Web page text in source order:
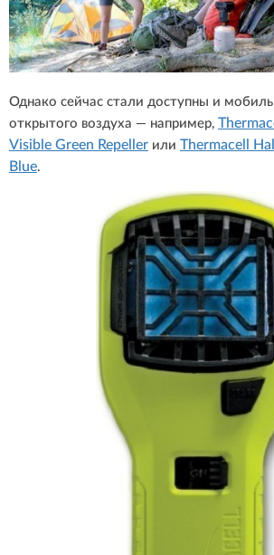
Однако сейчас стали доступны и
открытого воздуха — например,
Visible Green Repeller или Thermacell
Blue.